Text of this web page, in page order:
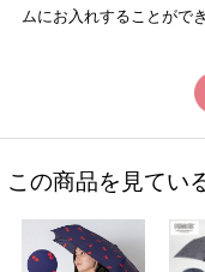
ムにお入れすることがで
この商品を見てい